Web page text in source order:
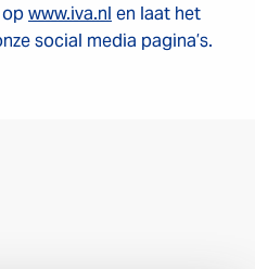
opwww.iva.nl en laat het
social media pagina’s.